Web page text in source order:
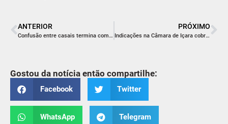
ANTERIOR
Confusão entre casais termina com cinco conduzidos por agressão em Criciúma
PRÓXIMO
Indicações na Câmara de Içara cobram melhorias em ruas dos bairros Marili e Cristo Rei
Gostou da notícia então compartilhe:
Facebook Twitter
WhatsApp Telegram